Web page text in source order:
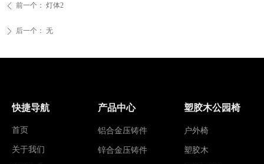
ꄴ 前一个： 灯体2
ꄲ 后一个： 无
快捷导航
首页
关于我们
产品中心
铝合金压铸件
锌合金压铸件
塑胶木公园椅
户外椅
塑胶木